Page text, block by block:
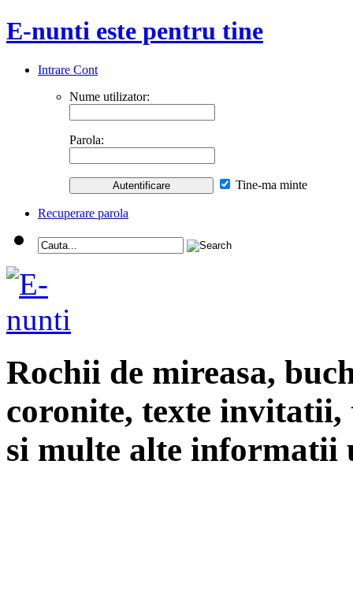
E-nunti este pentru tine
Intrare Cont
Nume utilizator:
Parola:
Tine-ma minte
Recuperare parola
Rochii de mireasa,
coronite, texte
si multe alte informatii